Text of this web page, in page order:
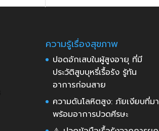
ความรู้เรื่องสุขภาพ
ปอดอักเสบในผู้สูงอายุ ที่มี
ประวัติสูบบุหรี่เรื้อรัง รู้ทัน
อาการก่อนสาย
ความดันโลหิตสูง: ภัยเงียบที่มา
พร้อมอาการปวดศีรษะ